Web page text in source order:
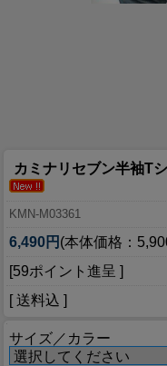
カミナリセブン半袖T
KMN-M03361
6,490円 (本体価格：
[59ポイント進呈 ]
[ 送料込 ]
サイズ／カラー